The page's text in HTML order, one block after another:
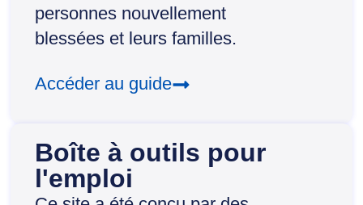
personnes nouvellement
blessées et leurs familles.
Accéder au guide
Boîte à outils pour
l'emploi